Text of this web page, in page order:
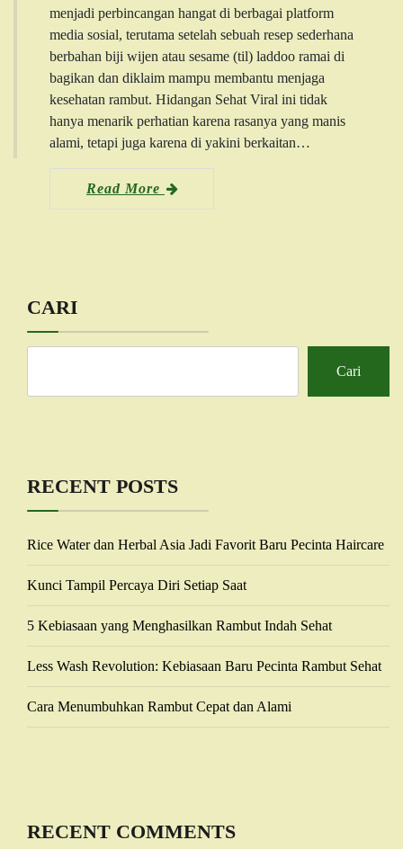
menjadi perbincangan hangat di berbagai platform
media sosial, terutama setelah sebuah resep sederhana
berbahan biji wijen atau sesame (til) laddoo ramai di
bagikan dan diklaim mampu membantu menjaga
kesehatan rambut. Hidangan Sehat Viral ini tidak
hanya menarik perhatian karena rasanya yang manis
alami, tetapi juga karena di yakini berkaitan…
Read More
CARI
Cari
RECENT POSTS
Rice Water dan Herbal Asia Jadi Favorit Baru Pecinta Haircare
Kunci Tampil Percaya Diri Setiap Saat
5 Kebiasaan yang Menghasilkan Rambut Indah Sehat
Less Wash Revolution: Kebiasaan Baru Pecinta Rambut Sehat
Cara Menumbuhkan Rambut Cepat dan Alami
RECENT COMMENTS